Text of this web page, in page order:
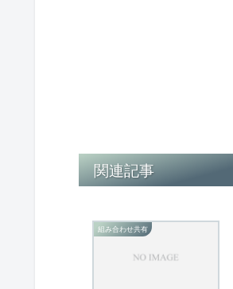
関連記事
組み合わせ共有